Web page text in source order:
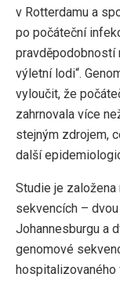
v Rotterdamu a
po počáteční
pravděpodobností
výletní lodi“.
vyloučit, že
zahrnovala více
stejným zdrojem,
další
Studie je
sekvencích –
Johannesburgu a
genomové
hospitalizovaného